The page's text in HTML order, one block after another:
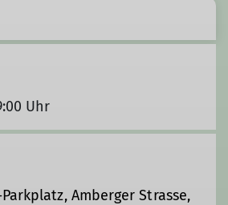
Uhr
Amberger Strasse,